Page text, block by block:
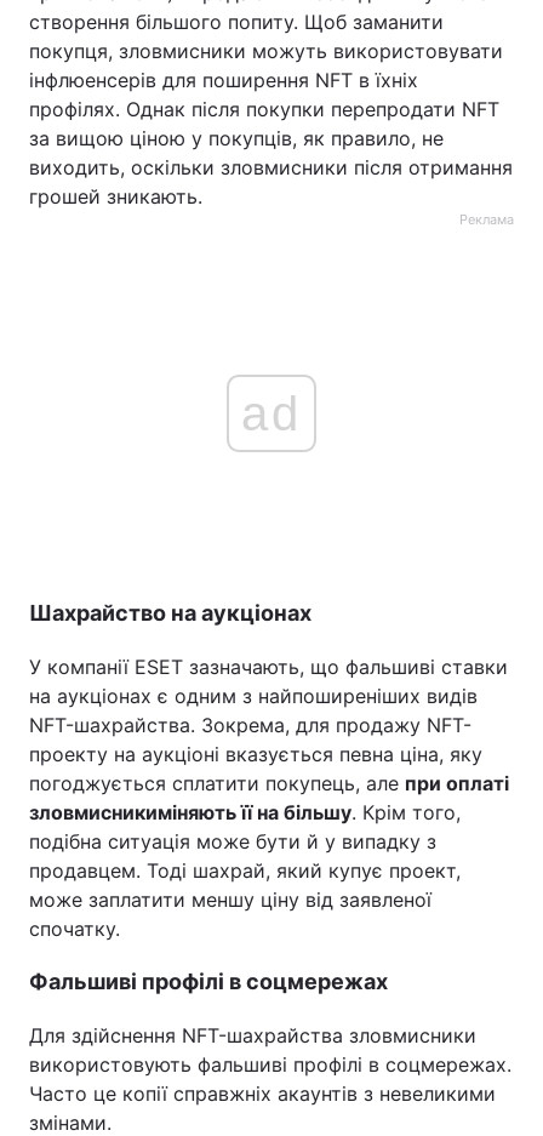
створення більшого попиту. Щоб заманити
покупця, зловмисники можуть використовувати
інфлюенсерів для поширення NFT в їхніх
профілях. Однак після покупки перепродати NFT
за вищою ціною у покупців, як правило, не
виходить, оскільки зловмисники після отримання
грошей зникають.
Реклама
ad
Шахрайство на аукціонах
У компанії ESET зазначають, що фальшиві ставки
на аукціонах є одним з найпоширеніших видів
NFT-шахрайства. Зокрема, для продажу NFT-
проекту на аукціоні вказується певна ціна, яку
погоджується сплатити покупець, але при оплаті
зловмисникиміняють її на більшу. Крім того,
подібна ситуація може бути й у випадку з
продавцем. Тоді шахрай, який купує проект,
може заплатити меншу ціну від заявленої
спочатку.
Фальшиві профілі в соцмережах
Для здійснення NFT-шахрайства зловмисники
використовують фальшиві профілі в соцмережах.
Часто це копії справжніх акаунтів з невеликими
змінами.